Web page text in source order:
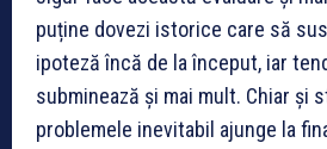
puține dovezi istorice care să
ipoteză încă de la început, iar
subminează și mai mult. Chiar și
problemele inevitabil ajunge la